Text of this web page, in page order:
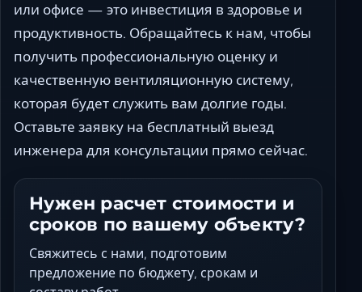
или офисе — это инвестиция в здоровье и
продуктивность. Обращайтесь к нам, чтобы
получить профессиональную оценку и
качественную вентиляционную систему,
которая будет служить вам долгие годы.
Оставьте заявку на бесплатный выезд
инженера для консультации прямо сейчас.
Нужен расчет стоимости и
сроков по вашему объекту?
Свяжитесь с нами, подготовим
предложение по бюджету, срокам и